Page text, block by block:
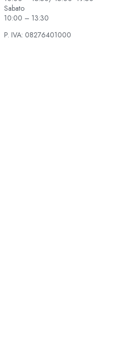
Sabato
10:00 – 13:30
P. IVA: 08276401000